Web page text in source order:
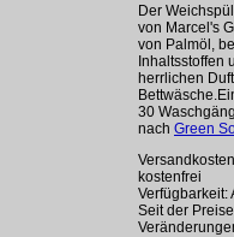
Der
von Marcel's
von Palmöl,
Inhaltsstoffen
herrlichen
30
nach Green
kostenfrei
Verfügbarkeit:
Seit der